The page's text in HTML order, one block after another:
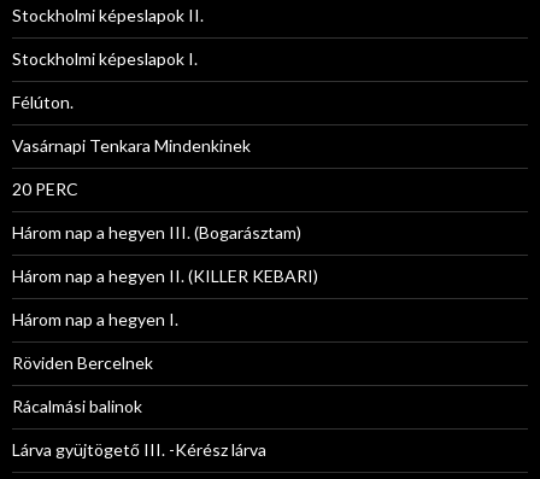
Stockholmi képeslapok II.
Stockholmi képeslapok I.
Félúton.
Vasárnapi Tenkara Mindenkinek
20 PERC
Három nap a hegyen III. (Bogarásztam)
Három nap a hegyen II. (KILLER KEBARI)
Három nap a hegyen I.
Röviden Bercelnek
Rácalmási balinok
Lárva gyüjtögető III. -Kérész lárva